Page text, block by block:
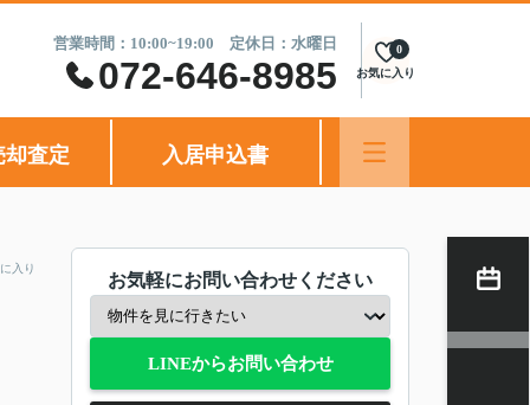
営業時間：10:00~19:00 定休日：水曜日
072-646-8985 お気に入り
0
却査定 入居申込書
入り
お気軽にお問い合わせください
LINEからお問い合わせ